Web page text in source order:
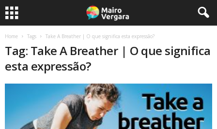
Home Tags Take A Breather | O que significa esta expressão?
Tag: Take A Breather | O que significa
esta expressão?